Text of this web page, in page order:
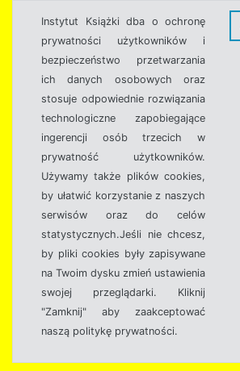
Instytut Książki dba o ochronę
prywatności użytkowników i
bezpieczeństwo przetwarzania
ich danych osobowych oraz
stosuje odpowiednie rozwiązania
technologiczne zapobiegające
ingerencji osób trzecich w
prywatność użytkowników.
Używamy także plików cookies,
by ułatwić korzystanie z naszych
serwisów oraz do celów
statystycznych.Jeśli nie chcesz,
by pliki cookies były zapisywane
na Twoim dysku zmień ustawienia
swojej przeglądarki. Kliknij
"Zamknij" aby zaakceptować
naszą politykę prywatności.